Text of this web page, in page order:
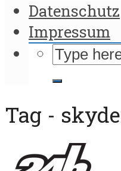
Datenschutz
Impressum
Tag -